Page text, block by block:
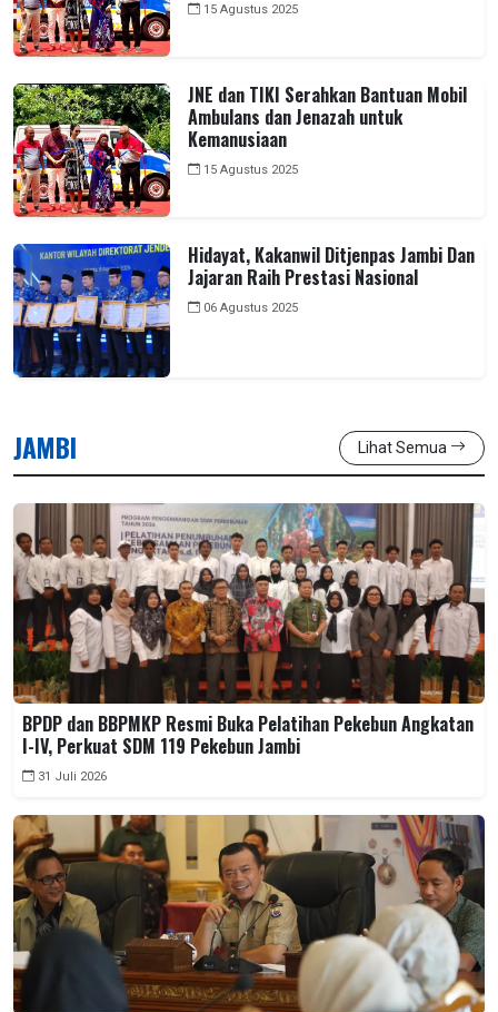
15 Agustus 2025
JNE dan TIKI Serahkan Bantuan Mobil
Ambulans dan Jenazah untuk
Kemanusiaan
15 Agustus 2025
Hidayat, Kakanwil Ditjenpas Jambi Dan
Jajaran Raih Prestasi Nasional
06 Agustus 2025
JAMBI Lihat Semua
BPDP dan BBPMKP Resmi Buka Pelatihan Pekebun Angkatan
I-IV, Perkuat SDM 119 Pekebun Jambi
31 Juli 2026